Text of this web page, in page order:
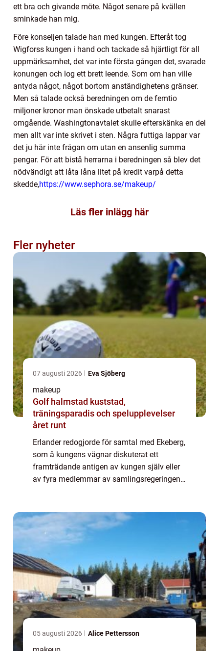
ett bra och givande möte. Något senare på kvällen
sminkade han mig.
Före konseljen talade han med kungen. Efteråt tog
Wigforss kungen i hand och tackade så hjärtligt för all
uppmärksamhet, det var inte första gången det, svarade
konungen och log ett brett leende. Som om han ville
antyda något, något bortom anständighetens gränser.
Men så talade också beredningen om de femtio
miljoner kronor man önskade utbetalt snarast
omgående. Washingtonavtalet skulle efterskänka en del
men allt var inte skrivet i sten. Några futtiga lappar var
det ju här inte frågan om utan en ansenlig summa
pengar. För att bistå herrarna i beredningen så blev det
nödvändigt att låta låna litet på kredit varpå detta
skedde,https://www.sephora.se/makeup/
Läs fler inlägg här
Fler nyheter
07 augusti 2026 Eva Sjöberg
makeup
Golf halmstad kuststad,
träningsparadis och spelupplevelser
året runt
Erlander redogjorde för samtal med Ekeberg,
som å kungens vägnar diskuterat ett
framträdande antigen av kungen själv eller
av fyra medlemmar av samlingsregeringen.
05 augusti 2026 Alice Pettersson